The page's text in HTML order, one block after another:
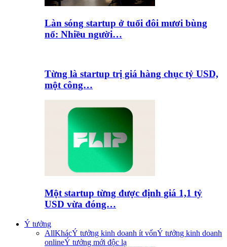
Làn sóng startup ở tuổi đôi mươi bùng
nổ: Nhiều người…
Từng là startup trị giá hàng chục tỷ USD,
một công…
Một startup từng được định giá 1,1 tỷ
USD vừa đóng…
Ý tưởng
AllKhácÝ tưởng kinh doanh ít vốnÝ tưởng kinh doanh
onlineÝ tưởng mới độc lạ